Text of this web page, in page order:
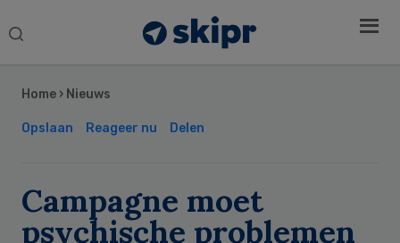
Search
Home › Nieuws
Opslaan Reageer nu Delen
Campagne moet
psychische problemen
Sidebar